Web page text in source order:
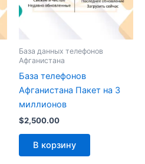
База данных телефонов
Афганистана
База телефонов
Афганистана Пакет на 3
миллионов
$2,500.00
В корзину